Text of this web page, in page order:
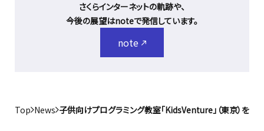
さくらインターネットの軌跡や、
今後の展望はnoteで発信しています。
note
Top News 子供向けプログラミング教室「KidsVenture」（東京）を開